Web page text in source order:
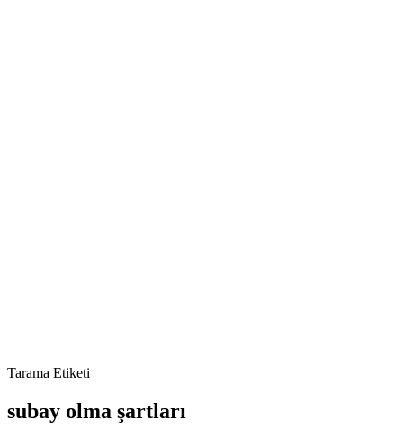
Tarama Etiketi
subay olma şartları